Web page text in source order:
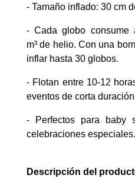
- Tamaño inflado: 30 cm
- Cada globo consume
m³ de helio. Con una
inflar hasta 30 globos.
- Flotan entre 10-12
eventos de corta
- Perfectos para baby
celebraciones especiales.
Descripción del